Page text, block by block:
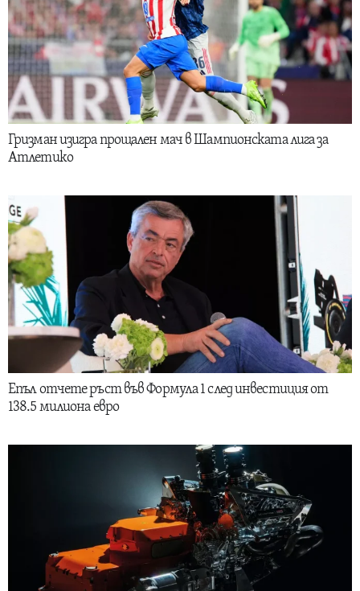
Гризман изигра прощален мач в Шампионската лига за
Атлетико
Епъл отчете ръст във Формула 1 след инвестиция от
138.5 милиона евро